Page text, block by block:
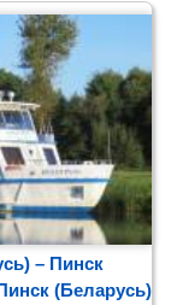
– Пинск
(Беларусь)